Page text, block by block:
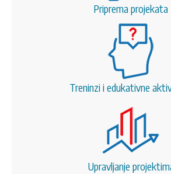
Priprema projekata
Treninzi i edukativne
Upravljanje